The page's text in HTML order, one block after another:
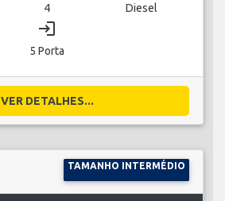
4 Diesel
login
5 Porta
VER DETALHES...
TAMANHO INTERMÉDIO